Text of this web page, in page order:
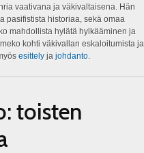
vaativana ja väkivaltaisena. Hän
pasifistista historiaa, sekä omaa
mahdollista hylätä hylkääminen ja
kohti väkivallan eskaloitumista ja
esittelyja johdanto.
toisten